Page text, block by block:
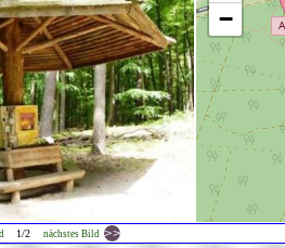
−
1/2 nächstes Bild